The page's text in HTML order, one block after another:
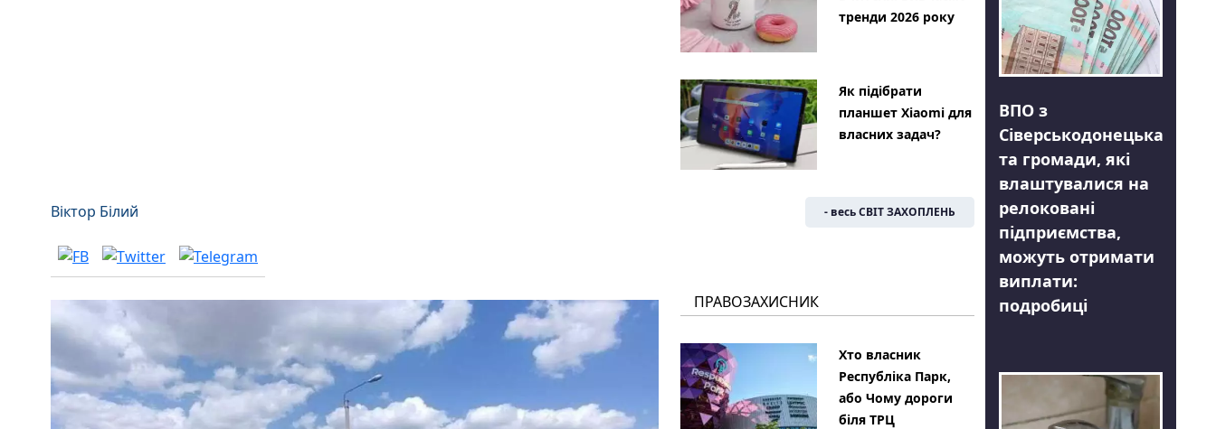
Віктор Білий
тренди 2026 року
Як підібрати
планшет Xiaomi для
власних задач?
- весь СВІТ ЗАХОПЛЕНЬ
ПРАВОЗАХИСНИК
Хто власник
Республіка Парк,
або Чому дороги
біля ТРЦ
ВПО з
Сіверськодонецька
та громади, які
влаштувалися на
релоковані
підприємства,
можуть отримати
виплати:
подробиці